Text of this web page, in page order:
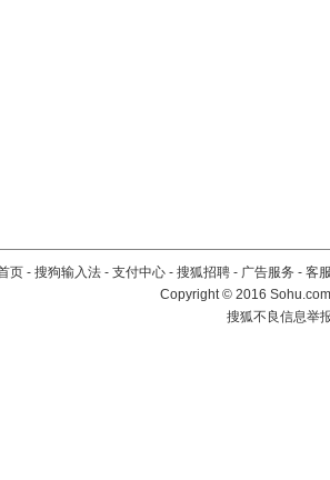
页 - 搜狗输入法 - 支付中心 - 搜狐招聘 - 广告服务 - 客
Copyright©2016
搜狐不良信息举